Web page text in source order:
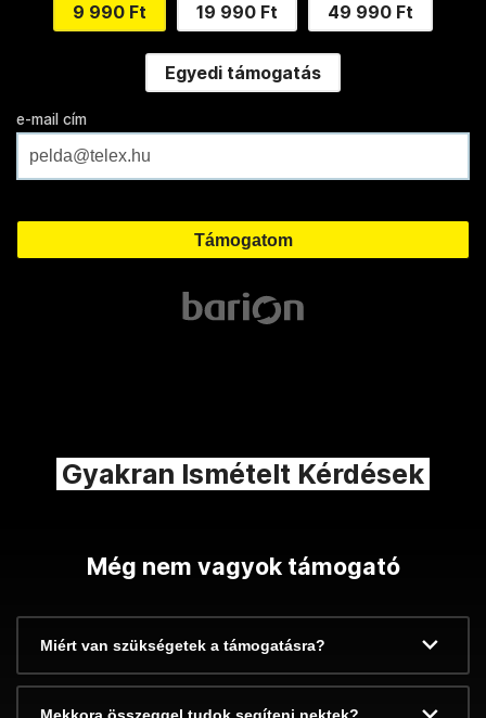
9 990 Ft 19 990 Ft 49 990 Ft
Egyedi támogatás
e-mail cím
Gyakran Ismételt Kérdések
Még nem vagyok támogató
Miért van szükségetek a támogatásra?